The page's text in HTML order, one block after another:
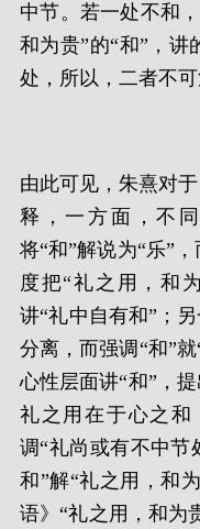
中节。若一处不和
和为贵”的“和”，
处，所以，二者不可
由此可见，朱熹对
释，一方面，不
将“和”解说为“乐”
度把“礼之用，和
讲“礼中自有和”；
分离，而强调“和”
心性层面讲“和”，
礼之用在于心之和
调“礼尚或有不中节
和”解“礼之用，和
语》“礼之用，和为